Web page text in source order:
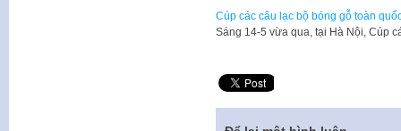
Cúp các câu lạc bộ bóng gỗ toàn
Sáng 14-5 vừa qua, tại Hà Nội, Cúp